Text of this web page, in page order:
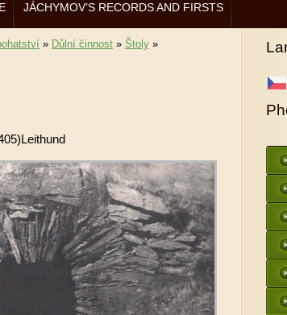
JÁCHYMOV’S RECORDS AND FIRSTS
» Důlní činnost » Štoly »